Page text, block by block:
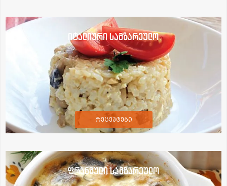
იტალიური სამზარეულო
რეცეპტები
ფრანგული სამზარეულო